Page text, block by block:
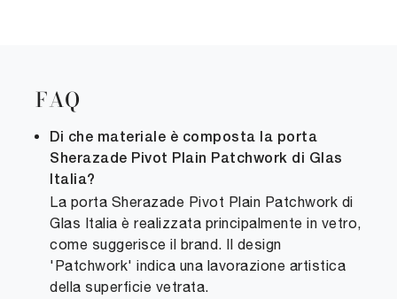
FAQ
Di che materiale è composta la porta
Sherazade Pivot Plain Patchwork di Glas
Italia?
La porta Sherazade Pivot Plain Patchwork di
Glas Italia è realizzata principalmente in vetro,
come suggerisce il brand. Il design
'Patchwork' indica una lavorazione artistica
della superficie vetrata.